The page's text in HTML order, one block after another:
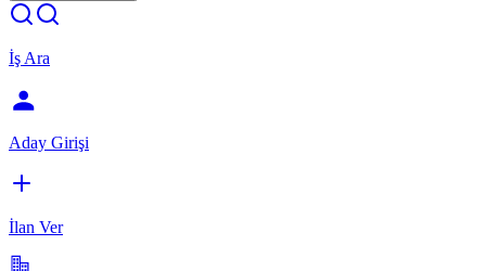
İş Ara
Aday Girişi
İlan Ver